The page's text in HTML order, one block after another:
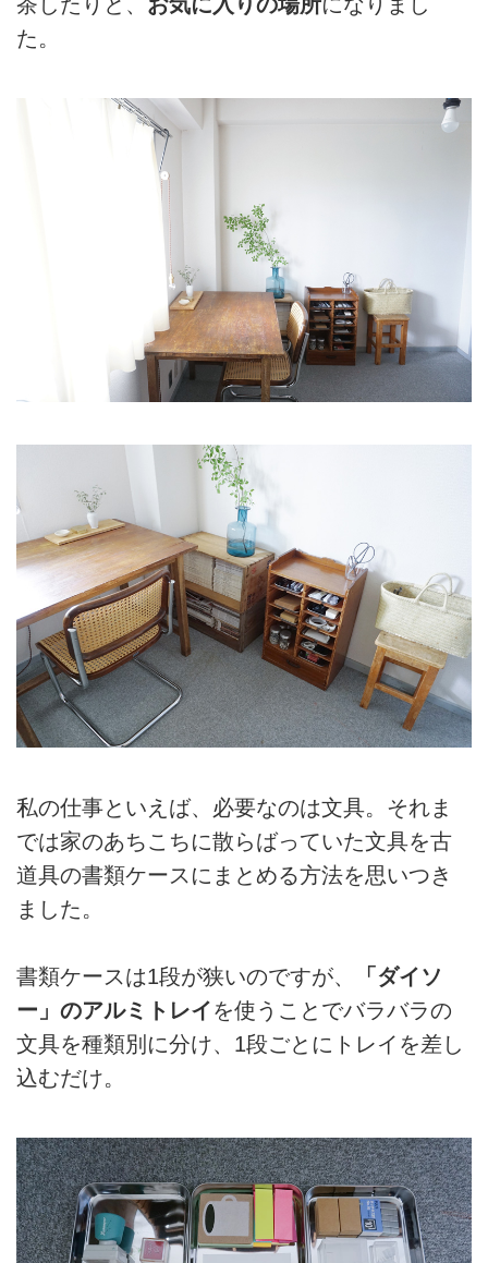
た。
私の仕事といえば、必要なのは文具。それま
では家のあちこちに散らばっていた文具を古
道具の書類ケースにまとめる方法を思いつき
ました。
書類ケースは1段が狭いのですが、
「ダイソ
ー」のアルミトレイを使うことでバラバラの
文具を種類別に分け、1段ごとにトレイを差し
込むだけ。